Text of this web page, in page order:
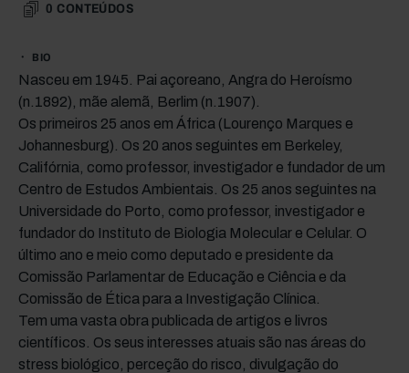
0 CONTEÚDOS
BIO
Nasceu em 1945. Pai açoreano, Angra do Heroísmo
(n.1892), mãe alemã, Berlim (n.1907).
Os primeiros 25 anos em África (Lourenço Marques e
Johannesburg). Os 20 anos seguintes em Berkeley,
Califórnia, como professor, investigador e fundador de um
Centro de Estudos Ambientais. Os 25 anos seguintes na
Universidade do Porto, como professor, investigador e
fundador do Instituto de Biologia Molecular e Celular. O
último ano e meio como deputado e presidente da
Comissão Parlamentar de Educação e Ciência e da
Comissão de Ética para a Investigação Clínica.
Tem uma vasta obra publicada de artigos e livros
científicos. Os seus interesses atuais são nas áreas do
stress biológico, perceção do risco, divulgação do